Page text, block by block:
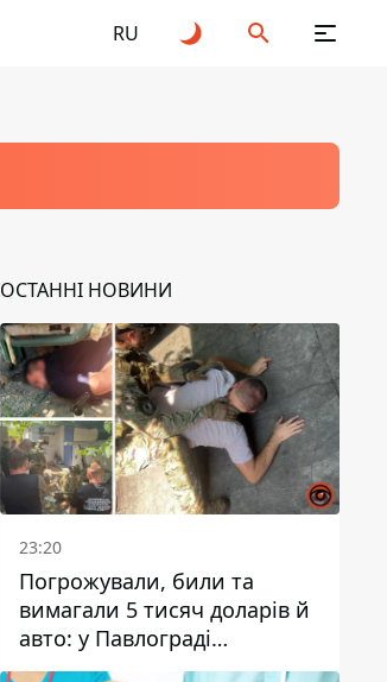
RU
ОСТАННІ НОВИНИ
23:20
Погрожували, били та
вимагали 5 тисяч доларів й
авто: у Павлограді
затримали двох чоловіків